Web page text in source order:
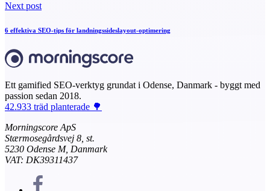
Next post
6 effektiva SEO-tips för landningssideslayout-optimering
Ett gamified SEO-verktyg grundat i Odense, Danmark - byggt med
passion sedan 2018.
42.933 träd planterade 🌳
Morningscore ApS
Stærmosegårdsvej 8, st.
5230 Odense M, Danmark
VAT: DK39311437